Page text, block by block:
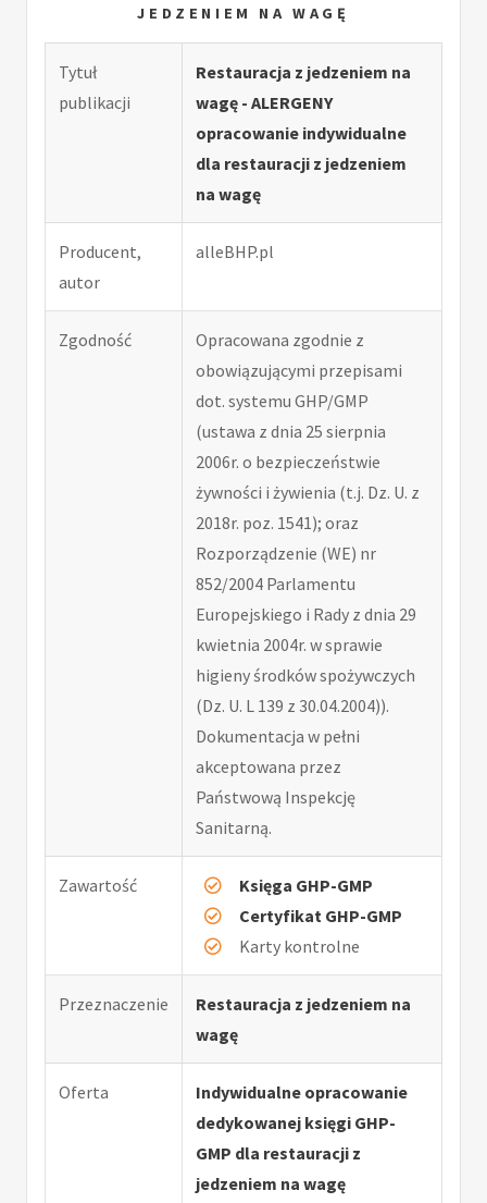
JEDZENIEM NA WAGĘ
Tytuł
publikacji
Restauracja z jedzeniem na
wagę - ALERGENY
opracowanie indywidualne
dla restauracji z jedzeniem
na wagę
Producent,
autor
alleBHP.pl
Zgodność
Opracowana zgodnie z
obowiązującymi przepisami
dot. systemu GHP/GMP
(ustawa z dnia 25 sierpnia
2006r. o bezpieczeństwie
żywności i żywienia (t.j. Dz. U. z
2018r. poz. 1541); oraz
Rozporządzenie (WE) nr
852/2004 Parlamentu
Europejskiego i Rady z dnia 29
kwietnia 2004r. w sprawie
higieny środków spożywczych
(Dz. U. L 139 z 30.04.2004)).
Dokumentacja w pełni
akceptowana przez
Państwową Inspekcję
Sanitarną.
Zawartość
Księga GHP-GMP
Certyfikat GHP-GMP
Karty kontrolne
Przeznaczenie
Restauracja z jedzeniem na
wagę
Oferta
Indywidualne opracowanie
dedykowanej księgi GHP-
GMP dla restauracji z
jedzeniem na wagę